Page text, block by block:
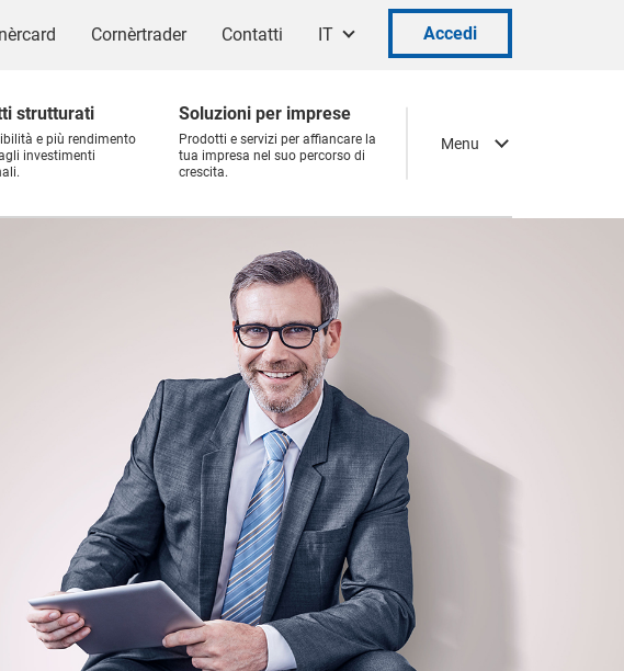
Cornèrtrader Contatti IT Accedi
Menu
strutturati
e più rendimento
investimenti
Soluzioni per imprese
Prodotti e servizi per affiancare la
tua impresa nel suo percorso di
crescita.